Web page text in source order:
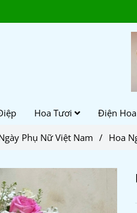
Hoa Tươi Điện
Phụ Nữ Việt Nam / Hoa